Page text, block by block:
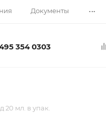
Документы ...
354 0303
мл. в упак.